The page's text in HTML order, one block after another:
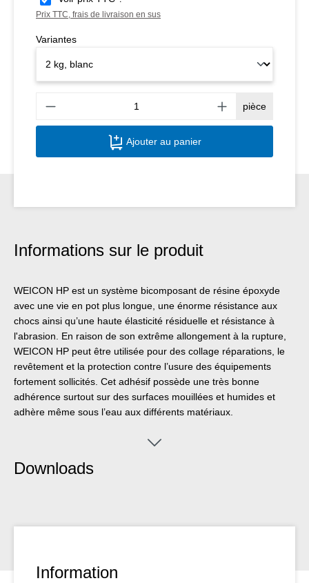
Prix TTC, frais de livraison en sus
Variantes
pièce
Ajouter au panier
Informations sur le produit
WEICON HP est un système bicomposant de résine époxyde
avec une vie en pot plus longue, une énorme résistance aux
chocs ainsi qu’une haute élasticité résiduelle et résistance à
l'abrasion. En raison de son extrême allongement à la rupture,
WEICON HP peut être utilisée pour des collage réparations, le
revêtement et la protection contre l’usure des équipements
fortement sollicités. Cet adhésif possède une très bonne
adhérence surtout sur des surfaces mouillées et humides et
adhère même sous l’eau aux différents matériaux.
Downloads
Information